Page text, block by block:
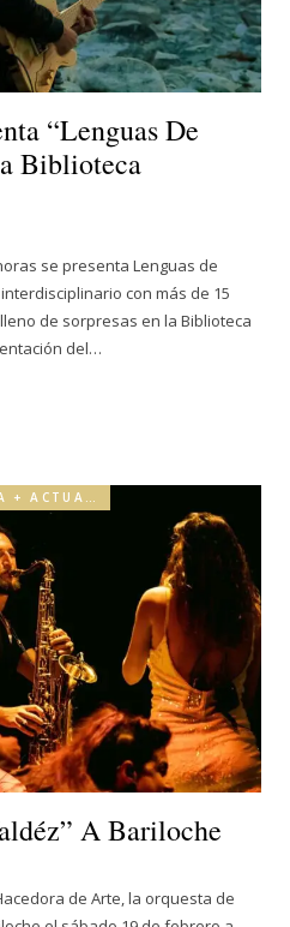
“Lenguas De
Biblioteca
se presenta Lenguas de
con más de 15
de sorpresas en la Biblioteca
del…
A Bariloche
de Arte, la orquesta de